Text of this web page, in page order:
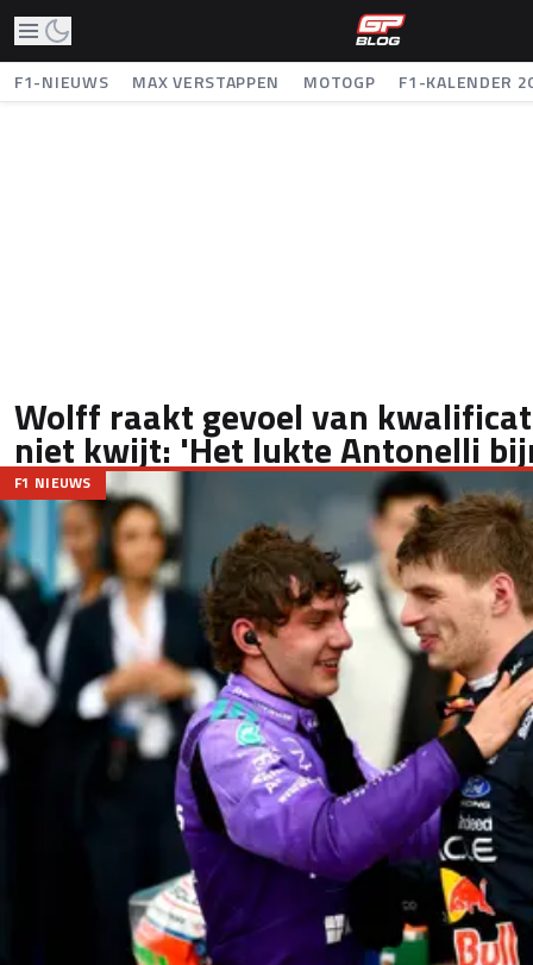
F1-NIEUWS MAX VERSTAPPEN MOTOGP F1-KALENDER
Wolff raakt gevoel van
niet kwijt: 'Het lukte Antonelli
F1 NIEUWS